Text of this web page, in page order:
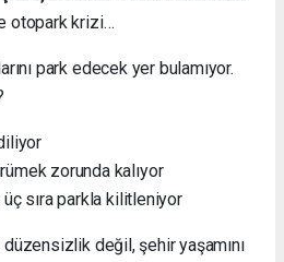
otopark krizi…
park edecek yer bulamıyor.
zorunda kalıyor
sıra parkla kilitleniyor
değil, şehir yaşamını